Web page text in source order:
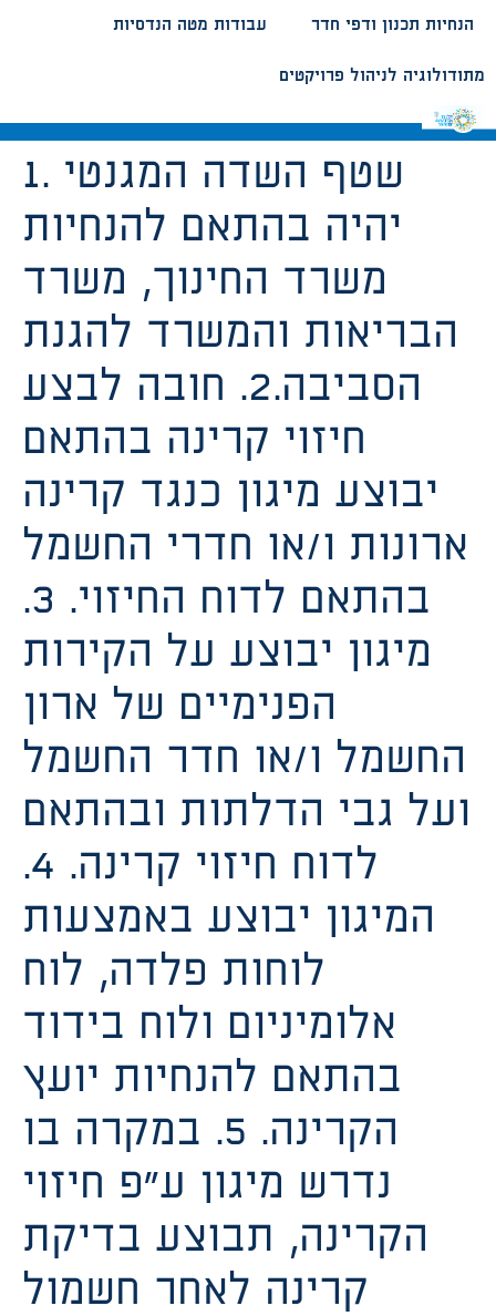
עבודות מטה הנדסיות הנחיות תכנון ודפי חדר
מתודולוגיה לניהול פרויקטים
1. שטף השדה המגנטי
יהיה בהתאם להנחיות
משרד החינוך, משרד
הבריאות והמשרד להגנת
הסביבה.2. חובה לבצע
חיזוי קרינה בהתאם
יבוצע מיגון כנגד קרינה
ארונות ו/או חדרי החשמל
בהתאם לדוח החיזוי. 3.
מיגון יבוצע על הקירות
הפנימיים של ארון
החשמל ו/או חדר החשמל
ועל גבי הדלתות ובהתאם
לדוח חיזוי קרינה. 4.
המיגון יבוצע באמצעות
לוחות פלדה, לוח
אלומיניום ולוח בידוד
בהתאם להנחיות יועץ
הקרינה. 5. במקרה בו
נדרש מיגון ע”פ חיזוי
הקרינה, תבוצע בדיקת
קרינה לאחר חשמול